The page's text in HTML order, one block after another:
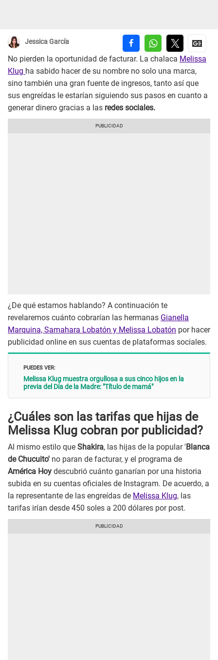
Jessica García
No pierden la oportunidad de facturar. La chalaca Melissa
Klug ha sabido hacer de su nombre no solo una marca,
sino también una gran fuente de ingresos, tanto así que
sus engreídas le estarían siguiendo sus pasos en cuanto a
generar dinero gracias a las redes sociales.
¿De qué estamos hablando? A continuación te
revelaremos cuánto cobrarían las hermanas Gianella
Marquina, Samahara Lobatón y Melissa Lobatón por hacer
publicidad online en sus cuentas de plataformas sociales.
PUEDES VER:
Melissa Klug muestra orgullosa a sus cinco hijos en la
previa del Día de la Madre: "Título de mamá"
¿Cuáles son las tarifas que hijas de
Melissa Klug cobran por publicidad?
Al mismo estilo que Shakira, las hijas de la popular ' Blanca
de Chucuito' no paran de facturar, y el programa de
América Hoy descubrió cuánto ganarían por una historia
subida en su cuentas oficiales de Instagram. De acuerdo, a
la representante de las engreídas de Melissa Klug, las
tarifas irían desde 450 soles a 200 dólares por post.